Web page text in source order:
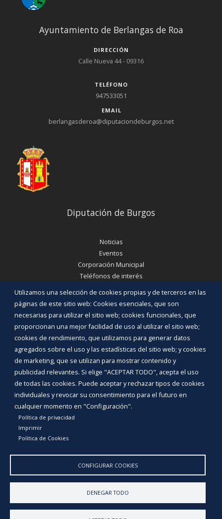
Utilizamos una selección de cookies propias y de terceros en las
páginas de este sitio web: Cookies esenciales, que son
necesarias para utilizar el sitio web; cookies funcionales, que
proporcionan una mejor facilidad de uso al utilizar el sitio web;
cookies de rendimiento, que utilizamos para generar datos
agregados sobre el uso y las estadísticas del sitio web; y cookies
de marketing, que se utilizan para mostrar contenido y
publicidad relevantes. Si elige "ACEPTAR TODO", acepta el uso
de todas las cookies. Puede aceptar y rechazar tipos de cookies
individuales y revocar su consentimiento para el futuro en
cualquier momento en "Configuración".
Política de privacidad
Imprimir
Politica de Cookies
CONFIGURAR COOKIES
DENEGAR TODO
Ayuntamiento de Berlangas de Roa
DIRECCIÓN
Calle Nueva 44 - 09316
TELÉFONO
947533051
EMAIL
berlangasderoa@diputaciondeburgos.net
Diputación de Burgos
Noticias
Eventos
Corporación Municipal
Teléfonos de interés
INICIAR SESIÓN
MAPA WEB
Declaración de accesibilidad